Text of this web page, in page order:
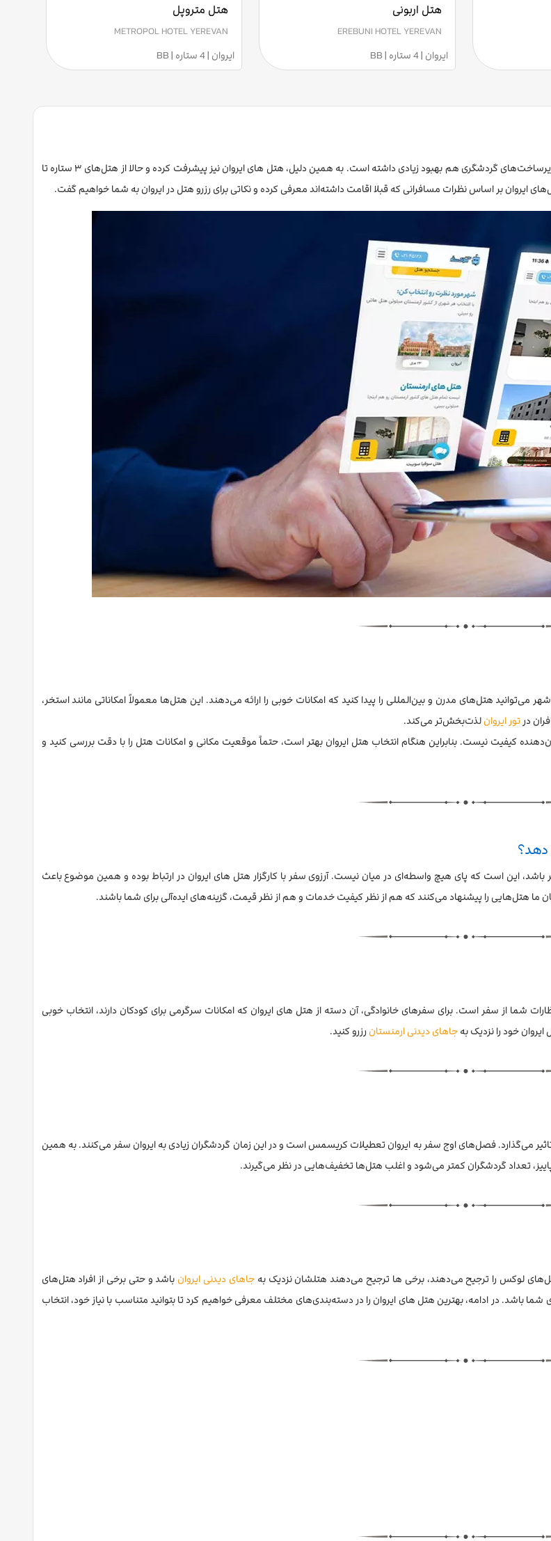
هتل اربونی
EREBUNI HOTEL YEREVAN
ایروان | 4 ستاره | BB
هتل متروپل
METROPOL HOTEL YEREVAN
ایروان | 4 ستاره | BB
ایروان این روزها مقصد محبوبی برای گردشگران شده است و با افزایش تعداد گردشگران، زیرساخت‌های گردشگری هم بهبود زیادی داشته است. به همین دلیل، هتل های ایروان نیز پیشرفت کرده و حالا از هتل‌های ۳ ستاره تا
ایروان بر اساس نظرات مسافرانی که قبلا اقامت داشته‌اند معرفی کرده و نکاتی برای رزرو هتل در ایروان به شما خواهیم گفت.
شهر می‌توانید هتل‌های مدرن و بین‌المللی را پیدا کنید که امکانات خوبی را ارائه می‌دهند. این هتل‌ها معمولاً امکاناتی مانند استخر،
در تور ایروانلذت‌بخش‌تر می‌کند.
کیفیت نیست. بنابراین هنگام انتخاب هتل ایروان بهتر است، حتماً موقعیت مکانی و امکانات هتل را با دقت بررسی کنید و
دهد؟
باشد، این است که پای هیچ واسطه‌ای در میان نیست. آرزوی سفر با کارگزار هتل های ایروان در ارتباط بوده و همین موضوع باعث
ما هتل‌هایی را پیشنهاد می‌کنند که هم از نظر کیفیت خدمات و هم از نظر قیمت، گزینه‌های ایده‌آلی برای شما باشند.
شما از سفر است. برای سفرهای خانوادگی، آن دسته از هتل های ایروان که امکانات سرگرمی برای کودکان دارند، انتخاب خوبی
خود را نزدیک بهجاهای دیدنی ارمنستانرزرو کنید.
می‌گذارد. فصل‌های اوج سفر به ایروان تعطیلات کریسمس است و در این زمان گردشگران زیادی به ایروان سفر می‌کنند. به همین
تعداد گردشگران کمتر می‌شود و اغلب هتل‌ها تخفیف‌هایی در نظر می‌گیرند.
لوکس را ترجیح می‌دهند، برخی ها ترجیح می‌دهند هتلشان نزدیک بهجاهای دیدنی ایروان باشد و حتی برخی از افراد هتل‌های
باشد. در ادامه، بهترین هتل های ایروان را در دسته‌بندی‌های مختلف معرفی خواهیم کرد تا بتوانید متناسب با نیاز خود، انتخاب